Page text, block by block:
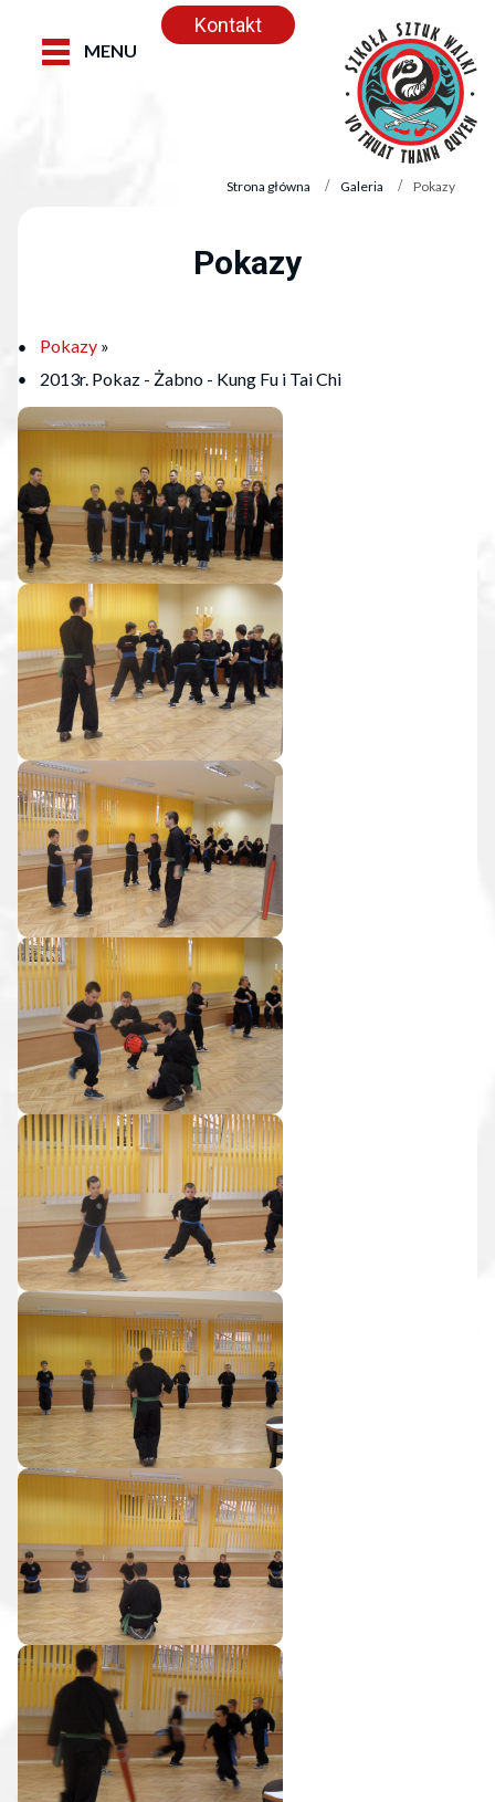
MENU
Kontakt
Strona główna Galeria Pokazy
Pokazy
Pokazy »
2013r. Pokaz - Żabno - Kung Fu i Tai Chi